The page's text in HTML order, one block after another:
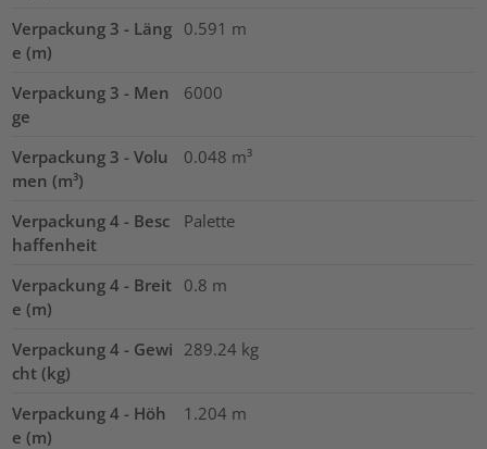
Verpackung 3 - Läng
e (m)
0.591 m
Verpackung 3 - Men
ge
6000
Verpackung 3 - Volu
men (m³)
0.048 m³
Verpackung 4 - Besc
haffenheit
Palette
Verpackung 4 - Breit
e (m)
0.8 m
Verpackung 4 - Gewi
cht (kg)
289.24 kg
Verpackung 4 - Höh
e (m)
1.204 m